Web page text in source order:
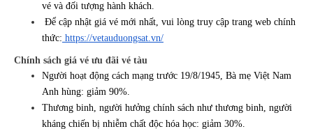
vé và đối tượng hành khách.
Để cập nhật giá vé mới nhất, vui lòng truy cập trang web chính
thức: https://vetauduongsat.vn/
Chính sách giá vé ưu đãi vé tàu
Người hoạt động cách mạng trước 19/8/1945, Bà mẹ Việt Nam
Anh hùng: giảm 90%.
Thương binh, người hưởng chính sách như thương binh, người
kháng chiến bị nhiễm chất độc hóa học: giảm 30%.